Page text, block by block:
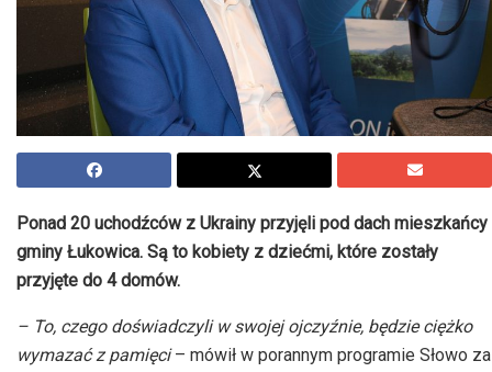
Ponad 20 uchodźców z Ukrainy przyjęli pod dach mieszkańcy
gminy Łukowica. Są to kobiety z dziećmi, które zostały
przyjęte do 4 domów.
– To, czego doświadczyli w swojej ojczyźnie, będzie ciężko
wymazać z pamięci– mówił w porannym programie Słowo za